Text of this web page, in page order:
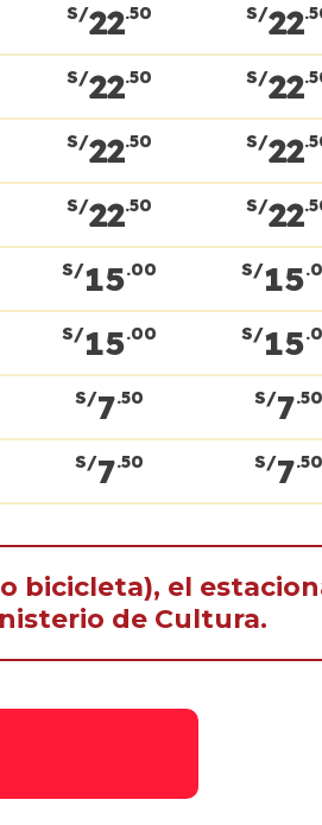
S/22.50 S/22
S/22.50 S/22
S/22.50 S/22
S/22.50 S/22
S/15.00 S/15
S/15.00 S/15
S/7.50 S/7.50
S/7.50 S/7.50
bicicleta), el
de Cultura.